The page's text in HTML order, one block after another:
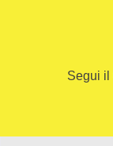
Segui il